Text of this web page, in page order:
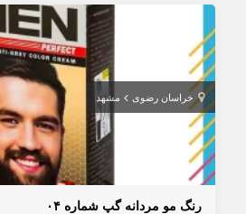
خراسان رضوی مشهد
رنگ مو مردانه گپ شماره ۰۴